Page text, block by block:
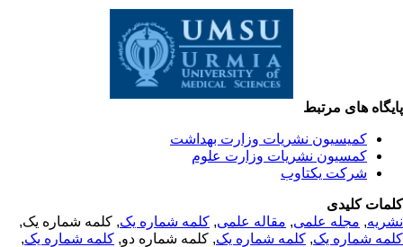
های مرتبط
کمیسیون نشریات وزارت بهداشت
کمسیون نشریات وزارت علوم
شرکت یکتاوب
کلیدی
,مجله علمی, مقاله علمی, کلمه شماره یک, کلمه شماره یک,
شماره یک,کلمه شماره یک, کلمه شماره دو,کلمه شماره یک,